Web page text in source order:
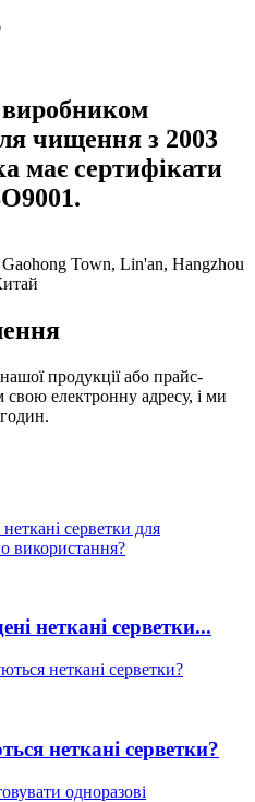
чищення з 2003
має сертифікати
Town, Lin'an, Hangzhou
продукції або прайс-
свою електронну адресу, і ми
неткані серветки...
неткані серветки?